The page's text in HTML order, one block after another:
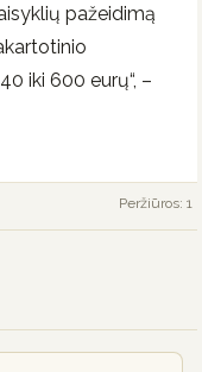
pažeidimą
iki 600 eurų“, –
Peržiūros: 1